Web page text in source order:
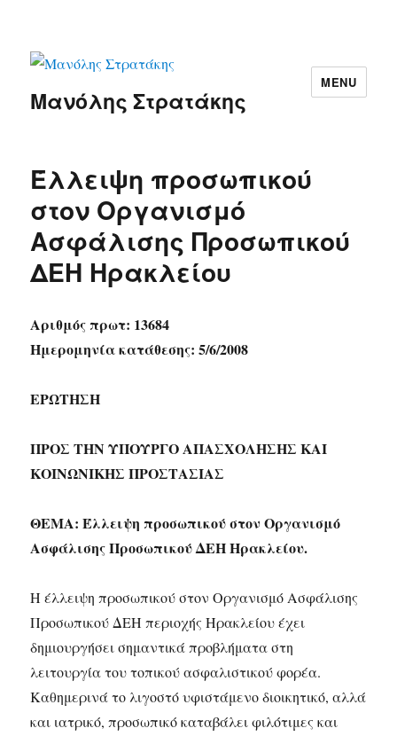
Μανόλης Στρατάκης
MENU
Έλλειψη προσωπικού
στον Οργανισμό
Ασφάλισης Προσωπικού
ΔΕΗ Ηρακλείου
Αριθμός πρωτ: 13684
Ημερομηνία κατάθεσης: 5/6/2008
ΕΡΩΤΗΣΗ
ΠΡΟΣ ΤΗΝ ΥΠΟΥΡΓΟ ΑΠΑΣΧΟΛΗΣΗΣ ΚΑΙ
ΚΟΙΝΩΝΙΚΗΣ ΠΡΟΣΤΑΣΙΑΣ
ΘΕΜΑ: Έλλειψη προσωπικού στον Οργανισμό
Ασφάλισης Προσωπικού ΔΕΗ Ηρακλείου.
Η έλλειψη προσωπικού στον Οργανισμό Ασφάλισης
Προσωπικού ΔΕΗ περιοχής Ηρακλείου έχει
δημιουργήσει σημαντικά προβλήματα στη
λειτουργία του τοπικού ασφαλιστικού φορέα.
Καθημερινά το λιγοστό υφιστάμενο διοικητικό, αλλά
και ιατρικό, προσωπικό καταβάλει φιλότιμες και